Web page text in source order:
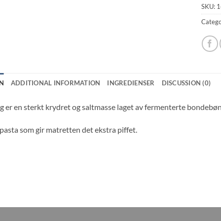
SKU:
ADDITIONAL INFORMATION INGREDIENSER DISCUSSION (0)
er en sterkt krydret og saltmasse laget av fermenterte
som gir matretten det ekstra piffet.